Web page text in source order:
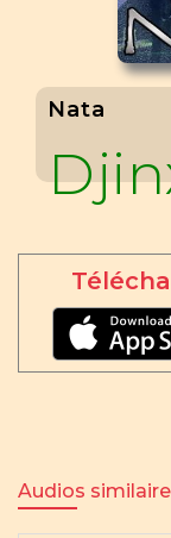
Nata
Audios